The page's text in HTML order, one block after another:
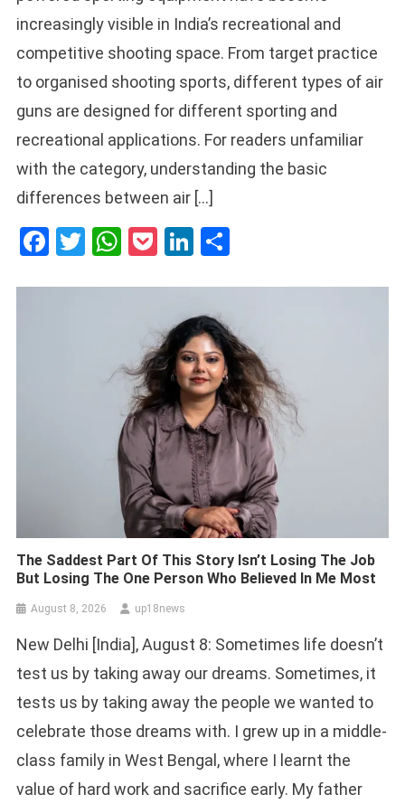
increasingly visible in India’s recreational and
competitive shooting space. From target practice
to organised shooting sports, different types of air
guns are designed for different sporting and
recreational applications. For readers unfamiliar
with the category, understanding the basic
differences between air […]
Facebook
Twitter
WhatsApp
PocketLinkedIn
The Saddest Part Of This Story Isn’t Losing The Job
But Losing The One Person Who Believed In Me Most
August 8, 2026 up18news
New Delhi [India], August 8: Sometimes life doesn’t
test us by taking away our dreams. Sometimes, it
tests us by taking away the people we wanted to
celebrate those dreams with. I grew up in a middle-
class family in West Bengal, where I learnt the
value of hard work and sacrifice early. My father